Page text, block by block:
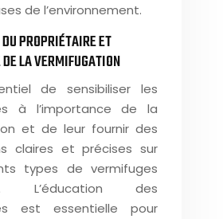
de l’environnement.
PROPRIÉTAIRE ET
LA VERMIFUGATION
de sensibiliser les
à l’importance de la
et de leur fournir des
claires et précises sur
types de vermifuges
L’éducation des
est essentielle pour